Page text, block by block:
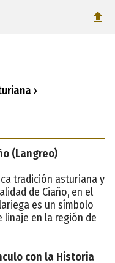
›
(Langreo)
tradición asturiana y
de Ciaño, en el
es un símbolo
linaje en la región de
con la Historia